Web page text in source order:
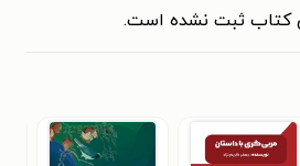
کتاب ثبت نشده است.